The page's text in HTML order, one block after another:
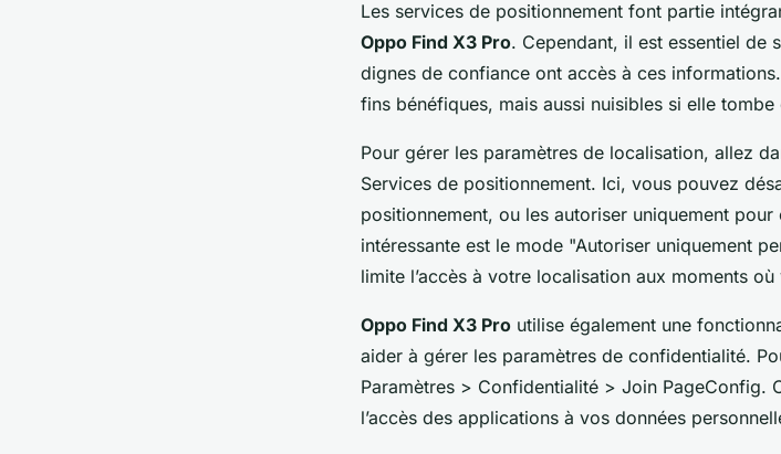
Les services de positionnement font partie
Oppo Find X3 Pro. Cependant, il est essentiel de
dignes de confiance ont accès à ces
fins bénéfiques, mais aussi nuisibles si elle
Pour gérer les paramètres de localisation, allez
Services de positionnement. Ici, vous pouvez
positionnement, ou les autoriser uniquement
intéressante est le mode "Autoriser uniquement
limite l’accès à votre localisation aux moments
Oppo Find X3 Pro utilise également une
aider à gérer les paramètres de confidentialité.
Paramètres > Confidentialité > Join PageConfig.
l’accès des applications à vos données